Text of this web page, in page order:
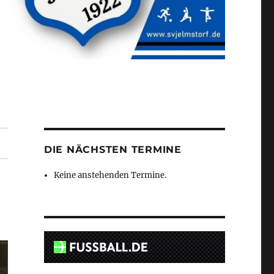
DIE NÄCHSTEN TERMINE
Keine anstehenden Termine.